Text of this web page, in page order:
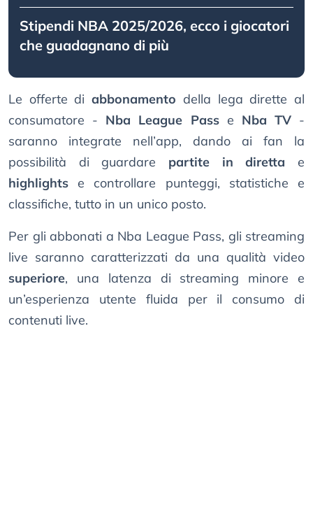
Stipendi NBA 2025/2026, ecco i giocatori
che guadagnano di più
Le offerte diabbonamento della lega dirette al
consumatore - Nba League Passe Nba TV-
saranno integrate nell’app, dando ai fan la
possibilità di guardare partite in diretta e
highlights e controllare punteggi, statistiche e
classifiche, tutto in un unico posto.
Per gli abbonati a Nba League Pass, gli streaming
live saranno caratterizzati da una qualità video
superiore, una latenza di streaming minore e
un’esperienza utente fluida per il consumo di
contenuti live.